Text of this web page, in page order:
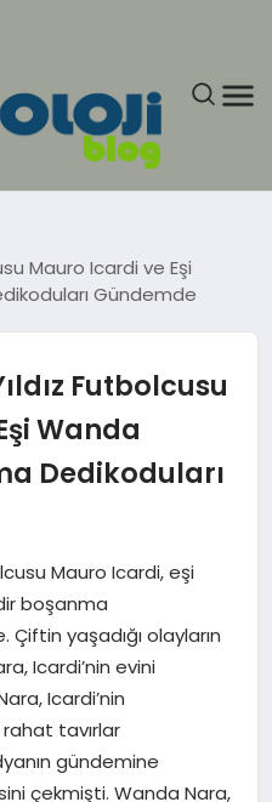
Mauro Icardi ve Eşi
Gündemde
Futbolcusu
Wanda
Dedikoduları
Mauro Icardi, eşi
boşanma
yaşadığı olayların
Icardi’nin evini
Icardi’nin
tavırlar
gündemine
çekmişti. Wanda Nara,